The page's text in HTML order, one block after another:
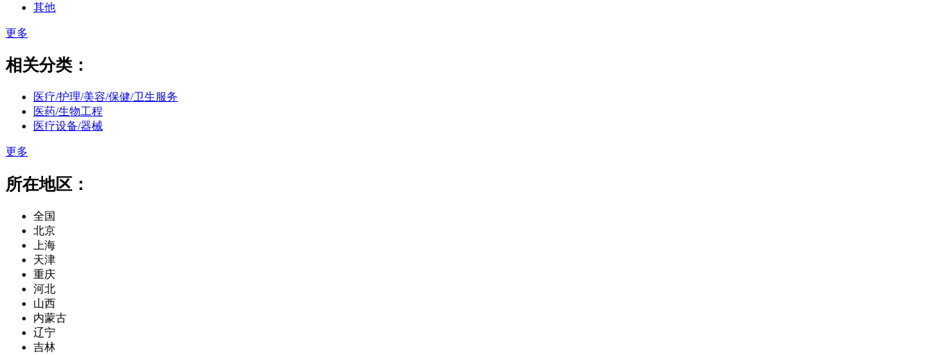
其他
更多
相关分类：
医疗/护理/美容/保健/卫生服务
医药/生物工程
医疗设备/器械
更多
所在地区：
全国
北京
上海
天津
重庆
河北
山西
内蒙古
辽宁
吉林